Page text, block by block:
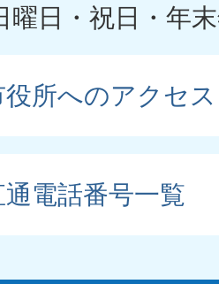
曜日・祝日・年
役所へのアクセス
電話番号一覧